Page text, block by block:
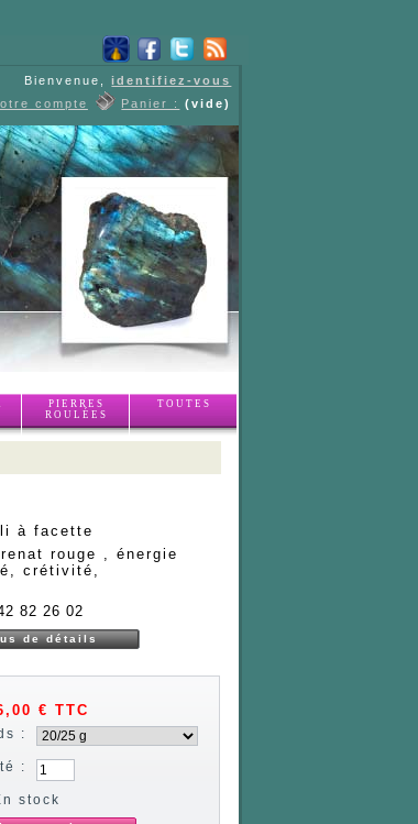
Bienvenue,identifiez-vous
Panier :
(vide)
compte
PIERRES
ROULÉES
TOUTES
à facette
rouge , énergie
crétivité,
82 26 02
de détails
€ TTC
:
:
stock